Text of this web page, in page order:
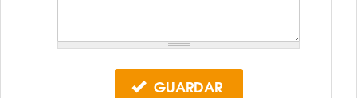
GUARDAR